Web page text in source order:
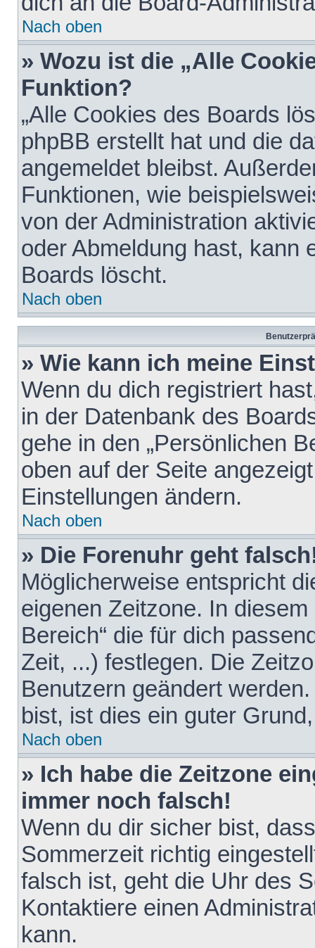
Nach oben
» Wozu ist die „Alle
Funktion?
„Alle Cookies des Boards
phpBB erstellt hat und die
angemeldet bleibst.
Funktionen, wie
von der Administration
oder Abmeldung hast, kann
Boards löscht.
Nach oben
» Wie kann ich meine
Wenn du dich registriert
in der Datenbank des
gehe in den „Persönlichen
oben auf der Seite
Einstellungen ändern.
Nach oben
» Die Forenuhr geht
Möglicherweise entspricht
eigenen Zeitzone. In
Bereich“ die für dich
Zeit, ...) festlegen. Die
Benutzern geändert
bist, ist dies ein guter
Nach oben
» Ich habe die Zeitzone
immer noch falsch!
Wenn du dir sicher bist,
Sommerzeit richtig
falsch ist, geht die Uhr des
Kontaktiere einen
kann.